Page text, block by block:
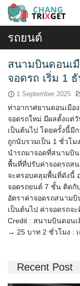
Skip
Search
for:
รถยนต์
สนามบินดอนเ
จอดรถ เริ่ม 1
1 September 2025
ท่าอากาศยานดอนเมือ
จอดรถใหม่ มีผลตั้งแต่
เป็นต้นไป โดยครั้งนี้มี
ถูกนับรวมเป็น 1 ชั่วโม
นำรถมาจอดที่สนามบิน
พื้นที่ที่ปรับค่าจอดรถสน
จะครอบคลุมพื้นที่ดังนี้
จอดรถยนต์ 7 ชั้น ติดกั
อัตราค่าจอดรถสนาม
เป็นต้นไป ค่าจอดรถจ
Credit : สนามบินดอน
→ 25 บาท 2 ชั่วโมง :
Recent Post